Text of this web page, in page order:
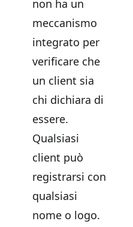
non ha un
meccanismo
integrato per
verificare che
un client sia
chi dichiara di
essere.
Qualsiasi
client può
registrarsi con
qualsiasi
nome o logo.